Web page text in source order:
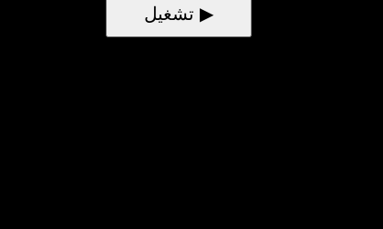
▶ تشغيل